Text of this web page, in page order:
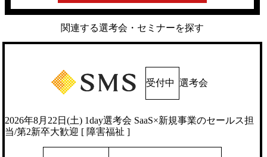
関連する選考会・セミナーを探す
受付中 選考会
2026年8月22日(土) 1day選考会 SaaS×新規事業のセールス担
当/第2新卒大歓迎 [ 障害福祉 ]